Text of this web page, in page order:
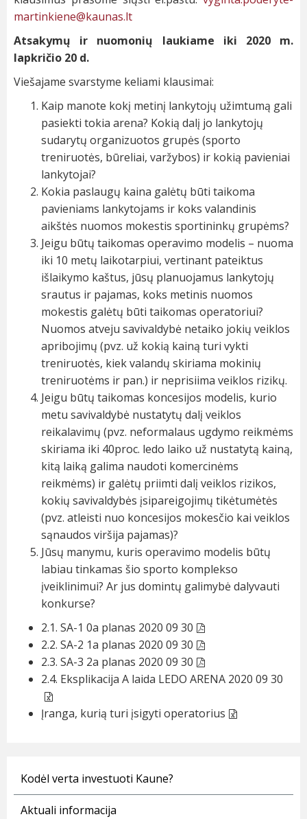
martinkiene@kaunas.lt
Atsakymų ir nuomonių laukiame iki 2020 m.
lapkričio 20 d.
Viešajame svarstyme keliami klausimai:
Kaip manote kokį metinį lankytojų užimtumą gali
pasiekti tokia arena? Kokią dalį jo lankytojų
sudarytų organizuotos grupės (sporto
treniruotės, būreliai, varžybos) ir kokią pavieniai
lankytojai?
Kokia paslaugų kaina galėtų būti taikoma
pavieniams lankytojams ir koks valandinis
aikštės nuomos mokestis sportininkų grupėms?
Jeigu būtų taikomas operavimo modelis – nuoma
iki 10 metų laikotarpiui, vertinant pateiktus
išlaikymo kaštus, jūsų planuojamus lankytojų
srautus ir pajamas, koks metinis nuomos
mokestis galėtų būti taikomas operatoriui?
Nuomos atveju savivaldybė netaiko jokių veiklos
apribojimų (pvz. už kokią kainą turi vykti
treniruotės, kiek valandų skiriama mokinių
treniruotėms ir pan.) ir neprisiima veiklos rizikų.
Jeigu būtų taikomas koncesijos modelis, kurio
metu savivaldybė nustatytų dalį veiklos
reikalavimų (pvz. neformalaus ugdymo reikmėms
skiriama iki 40proc. ledo laiko už nustatytą kainą,
kitą laiką galima naudoti komercinėms
reikmėms) ir galėtų priimti dalį veiklos rizikos,
kokių savivaldybės įsipareigojimų tikėtumėtės
(pvz. atleisti nuo koncesijos mokesčio kai veiklos
sąnaudos viršija pajamas)?
Jūsų manymu, kuris operavimo modelis būtų
labiau tinkamas šio sporto komplekso
įveiklinimui? Ar jus domintų galimybė dalyvauti
konkurse?
2.1. SA-1 0a planas 2020 09 30
2.2. SA-2 1a planas 2020 09 30
2.3. SA-3 2a planas 2020 09 30
2.4. Eksplikacija A laida LEDO ARENA 2020 09 30
Įranga, kurią turi įsigyti operatorius
Kodėl verta investuoti Kaune?
Aktuali informacija